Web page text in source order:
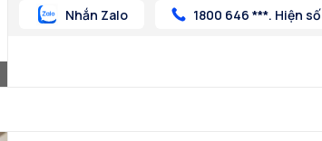
Nhắn Zalo 1800 646 ***. Hiện số